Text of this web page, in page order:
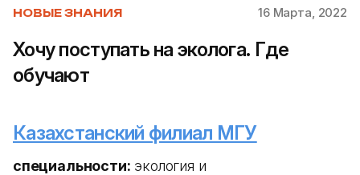
НОВЫЕ ЗНАНИЯ 16 Марта, 2022
Хочу поступать на эколога. Где
обучают
Казахстанский филиал МГУ
специальности: экология и